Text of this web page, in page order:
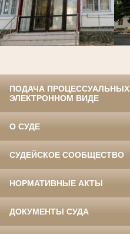
ПОДАЧА
ЭЛЕКТРОННОМ ВИДЕ
О СУДЕ
СУДЕЙСКОЕ СООБЩЕСТВО
НОРМАТИВНЫЕ АКТЫ
ДОКУМЕНТЫ СУДА